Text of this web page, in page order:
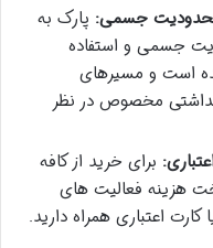
محدودیت جسمی: پارک به
جسمی و استفاده
است و مسیرهای
مخصوص در نظر
برای خرید از کافه
هزینه فعالیت های
اعتباری همراه دارید.